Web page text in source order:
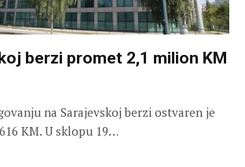
berzi promet 2,1 milion KM
na Sarajevskoj berzi ostvaren je
KM. U sklopu 19…